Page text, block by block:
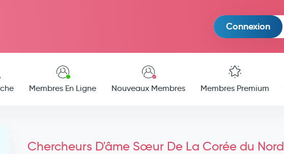
Connexion
Membres En Ligne Nouveaux Membres Membres Premium
Chercheurs D'âme Sœur De La Corée du Nord